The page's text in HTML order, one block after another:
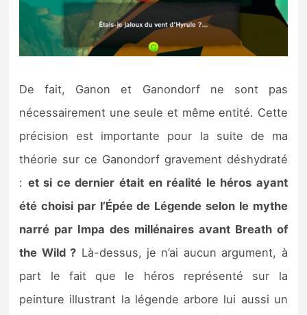
De fait, Ganon et Ganondorf ne sont pas
nécessairement une seule et même entité. Cette
précision est importante pour la suite de ma
théorie sur ce Ganondorf gravement déshydraté
: et si ce dernier était en réalité le héros ayant
été choisi par l’Épée de Légende selon le mythe
narré par Impa des millénaires avant Breath of
the Wild ? Là-dessus, je n’ai aucun argument, à
part le fait que le héros représenté sur la
peinture illustrant la légende arbore lui aussi un